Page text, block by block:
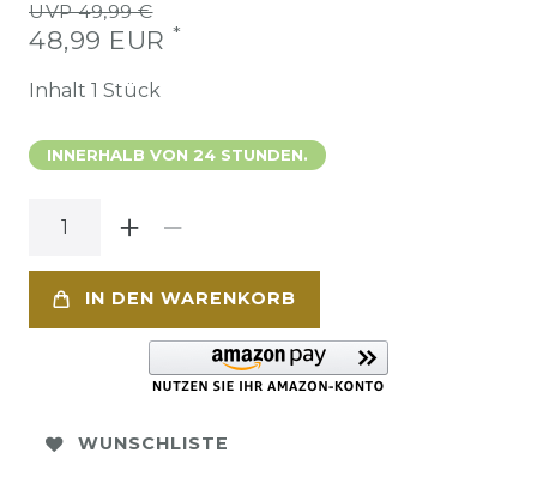
UVP 49,99 €
48,99 EUR *
Inhalt 1 Stück
INNERHALB VON 24 STUNDEN.
IN DEN WARENKORB
WUNSCHLISTE